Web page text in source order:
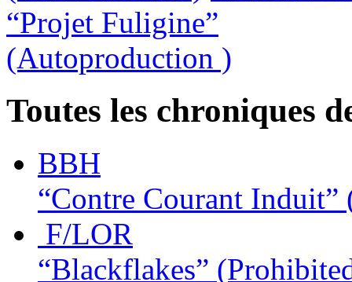
“Projet Fuligine”
(Autoproduction )
Toutes les chroniques
BBH
“Contre Courant Induit”
F/LOR
“Blackflakes”